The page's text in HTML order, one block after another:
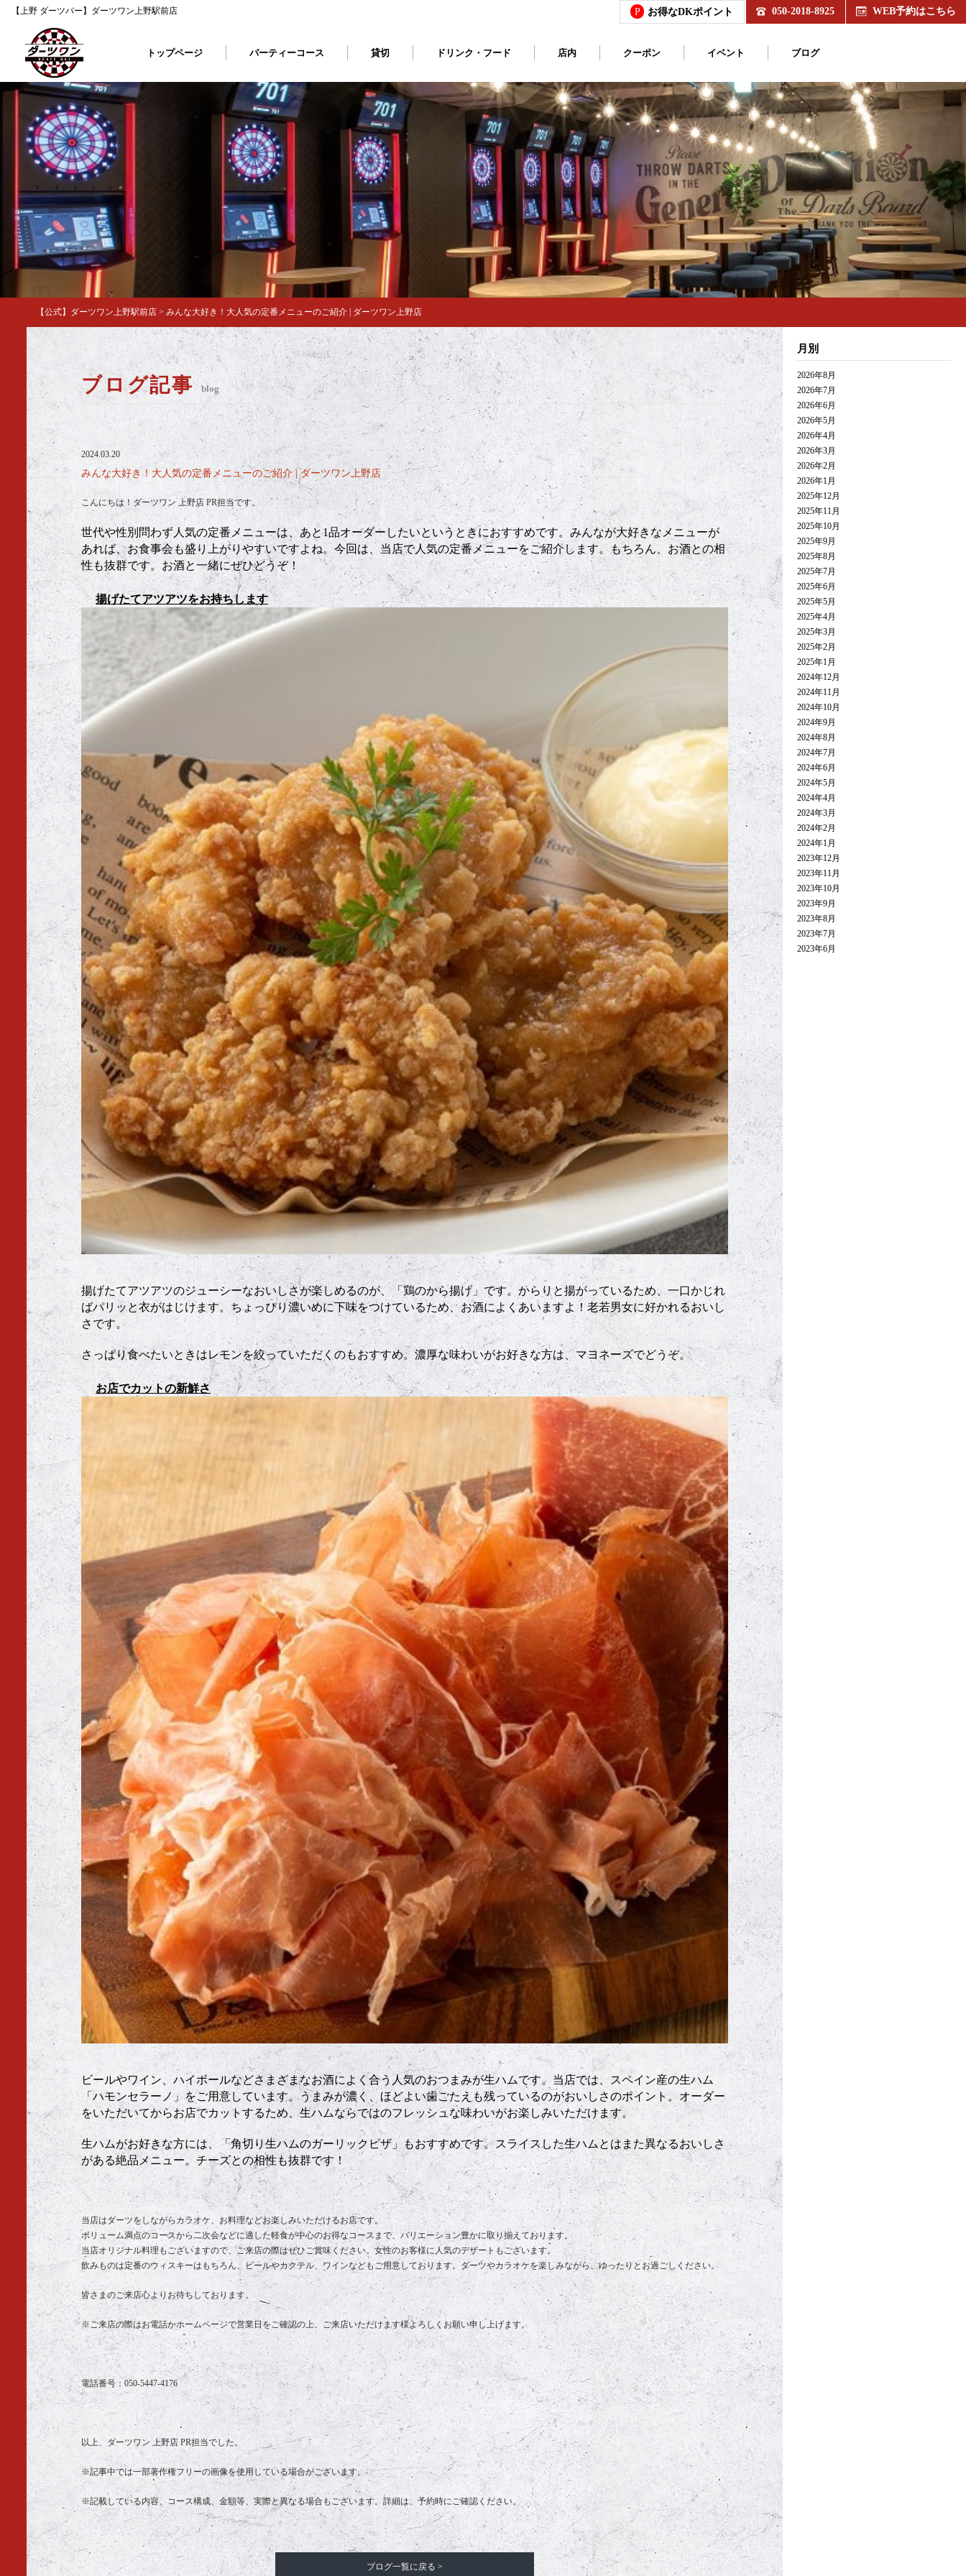
【上野 ダーツバー】ダーツワン上野駅前店 P お得なDKポイント 050-2018-8925 WEB予約はこちら
トップページ パーティーコース 貸切 ドリンク・フード 店内 クーポン イベント ブログ
【公式】ダーツワン上野駅前店 > みんな大好き！大人気の定番メニューのご紹介 | ダーツワン上野店
ブログ記事 blog
2024.03.20
みんな大好き！大人気の定番メニューのご紹介 | ダーツワン上野店
こんにちは！ダーツワン 上野店 PR担当です。
世代や性別問わず人気の定番メニューは、あと1品オーダーしたいというときにおすすめです。みんなが大好きなメニューが
あれば、お食事会も盛り上がりやすいですよね。今回は、当店で人気の定番メニューをご紹介します。もちろん、お酒との相
性も抜群です。お酒と一緒にぜひどうぞ！
揚げたてアツアツをお持ちします
揚げたてアツアツのジューシーなおいしさが楽しめるのが、「鶏のから揚げ」です。からりと揚がっているため、一口かじれ
ばパリッと衣がはじけます。ちょっぴり濃いめに下味をつけているため、お酒によくあいますよ！老若男女に好かれるおいし
さです。
さっぱり食べたいときはレモンを絞っていただくのもおすすめ。濃厚な味わいがお好きな方は、マヨネーズでどうぞ。
お店でカットの新鮮さ
ビールやワイン、ハイボールなどさまざまなお酒によく合う人気のおつまみが生ハムです。当店では、スペイン産の生ハム
「ハモンセラーノ」をご用意しています。うまみが濃く、ほどよい歯ごたえも残っているのがおいしさのポイント。オーダー
をいただいてからお店でカットするため、生ハムならではのフレッシュな味わいがお楽しみいただけます。
生ハムがお好きな方には、「角切り生ハムのガーリックピザ」もおすすめです。スライスした生ハムとはまた異なるおいしさ
がある絶品メニュー。チーズとの相性も抜群です！
当店はダーツをしながらカラオケ、お料理などお楽しみいただけるお店です。
ボリューム満点のコースから二次会などに適した軽食が中心のお得なコースまで、バリエーション豊かに取り揃えております。
当店オリジナル料理もございますので、ご来店の際はぜひご賞味ください。女性のお客様に人気のデザートもございます。
飲みものは定番のウィスキーはもちろん、ビールやカクテル、ワインなどもご用意しております。ダーツやカラオケを楽しみながら、ゆったりとお過ごしください。
皆さまのご来店心よりお待ちしております。
※ご来店の際はお電話かホームページで営業日をご確認の上、ご来店いただけます様よろしくお願い申し上げます。
電話番号： 050-5447-4176
以上、ダーツワン 上野店 PR担当でした。
※記事中では一部著作権フリーの画像を使用している場合がございます。
※記載している内容、コース構成、金額等、実際と異なる場合もございます。詳細は、予約時にご確認ください。
ブログ一覧に戻る >
月別
2026年8月
2026年7月
2026年6月
2026年5月
2026年4月
2026年3月
2026年2月
2026年1月
2025年12月
2025年11月
2025年10月
2025年9月
2025年8月
2025年7月
2025年6月
2025年5月
2025年4月
2025年3月
2025年2月
2025年1月
2024年12月
2024年11月
2024年10月
2024年9月
2024年8月
2024年7月
2024年6月
2024年5月
2024年4月
2024年3月
2024年2月
2024年1月
2023年12月
2023年11月
2023年10月
2023年9月
2023年8月
2023年7月
2023年6月